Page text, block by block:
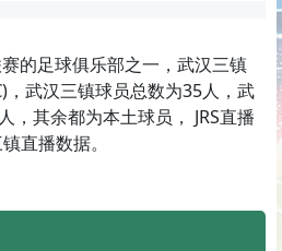
的足球俱乐部之一，武汉三镇
武汉三镇球员总数为35人，武
其余都为本土球员， JRS直播
直播数据。